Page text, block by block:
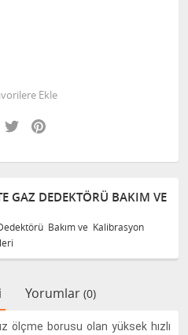
Ekle
Facebook
Twitter
GAZ DEDEKTÖRÜ BAKIM VE
Bakım ve Kalibrasyon
Yorumlar (0)
ölçme borusu olan yüksek hızlı